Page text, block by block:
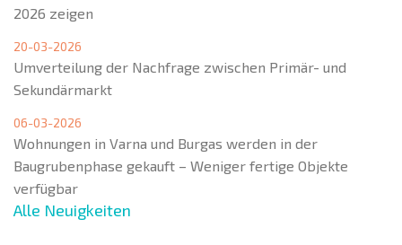
2026 zeigen
20-03-2026
Umverteilung der Nachfrage zwischen Primär- und
Sekundärmarkt
06-03-2026
Wohnungen in Varna und Burgas werden in der
Baugrubenphase gekauft – Weniger fertige Objekte
verfügbar
Alle Neuigkeiten